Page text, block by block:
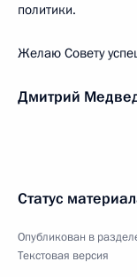
политики.
Желаю Совету
Дмитрий
Статус
Опубликован в
Текстовая версия